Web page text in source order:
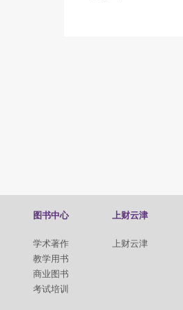
图书中心
学术著作
教学用书
商业图书
考试培训
上财云津
上财云津